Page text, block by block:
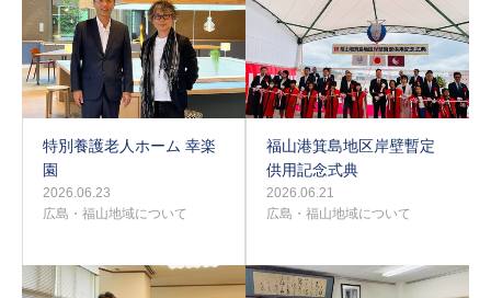
特別養護老人ホーム 幸楽
園
2026.06.23
広島・福山地域について
福山港箕島地区岸壁暫定
供用記念式典
2026.06.21
広島・福山地域について